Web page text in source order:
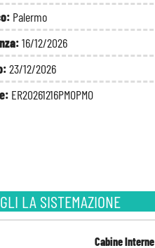
Palermo
16/12/2026
23/12/2026
ER20261216PMOPMO
LA SISTEMAZIONE
Cabine Interne